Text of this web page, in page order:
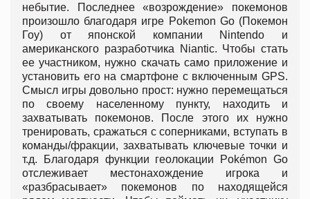
небытие. Последнее «возрождение» покемонов
произошло благодаря игре Pokemon Go (Покемон
Гоу) от японской компании Nintendo и
американского разработчика Niantic. Чтобы стать
ее участником, нужно скачать само приложение и
установить его на смартфоне с включeнным GPS.
Смысл игры довольно прост: нужно перемещаться
по своему населенному пункту, находить и
захватывать покемонов. После этого их нужно
тренировать, сражаться с соперниками, вступать в
команды/фракции, захватывать ключевые точки и
т.д. Благодаря функции геолокации Pokémon Go
отслеживает местонахождение игрока и
«разбрасывает» покемонов по находящейся